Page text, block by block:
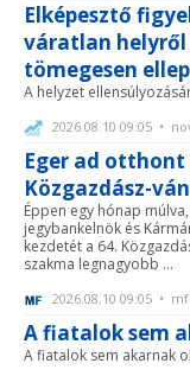
Elképesztő
váratlan helyről
tömegesen
A helyzet
2026.08.10 09:05 •
Eger ad
Közgazdász-
Éppen egy hónap
jegybankelnök és
kezdetét a 64.
szakma legnagyobb ...
2026.08.10 09:05 •
A fiatalok sem
A fiatalok sem akarnak